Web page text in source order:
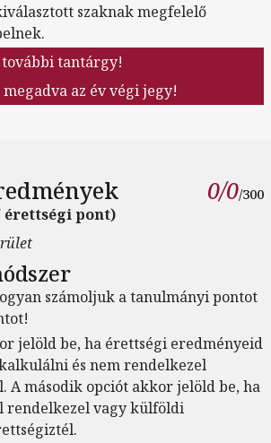
szaknak megfelelő
további tantárgy!
az év végi jegy!
0/0/300
pont)
számoljuk a tanulmányi pontot
jelöld be, ha érettségi eredményeid
és nem rendelkezel
A második opciót akkor jelöld be, ha
rendelkezel vagy külföldi